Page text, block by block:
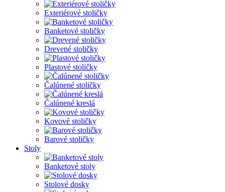
Exteriérové stoličky
Banketové stoličky
Drevené stoličky
Plastové stoličky
Čalúnené stoličky
Čalúnené kreslá
Kovové stoličky
Barové stoličky
Stoly
Banketové stoly
Stolové dosky